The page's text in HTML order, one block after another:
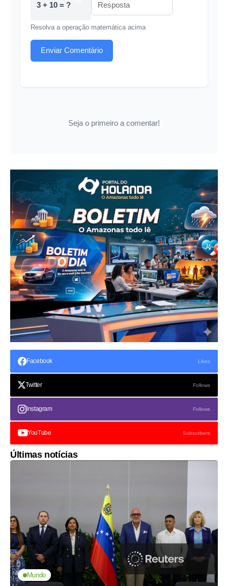
3 + 10 = ?
Resolva a operação matemática acima
Enviar Comentário
Seja o primeiro a comentar!
Facebook Likes
Twitter Follows
Instagram Follows
YouTube Subscribers
Últimas notícias
Mundo